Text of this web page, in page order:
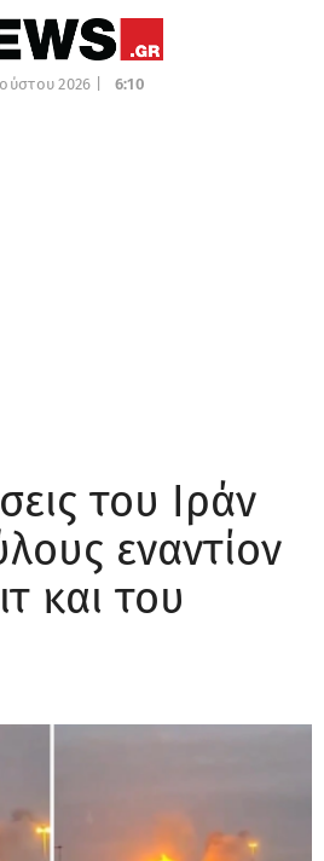
2026 | 6:10
του Ιράν
εναντίον
και του